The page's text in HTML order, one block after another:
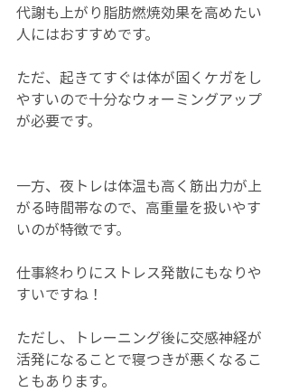
代謝も上がり脂肪燃焼効果を高めたい
人にはおすすめです。
ただ、起きてすぐは体が固くケガをし
やすいので十分なウォーミングアップ
が必要です。
一方、夜トレは体温も高く筋出力が上
がる時間帯なので、高重量を扱いやす
いのが特徴です。
仕事終わりにストレス発散にもなりや
すいですね！
ただし、トレーニング後に交感神経が
活発になることで寝つきが悪くなるこ
ともあります。